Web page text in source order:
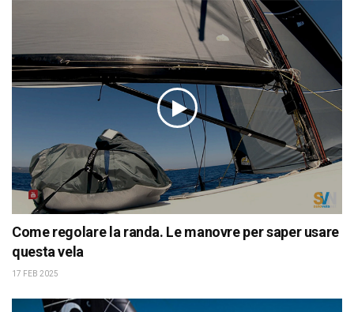
Come regolare la randa. Le manovre per saper usare
questa vela
17 FEB 2025